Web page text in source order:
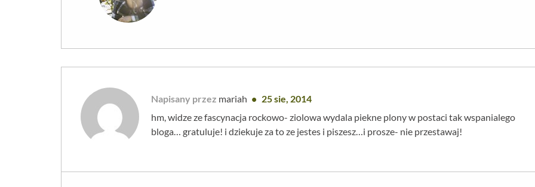
Napisany przez mariah
25 sie, 2014
hm, widze ze fascynacja rockowo- ziolowa wydala piekne plony w postaci tak wspanialego
bloga… gratuluje! i dziekuje za to ze jestes i piszesz…i prosze- nie przestawaj!